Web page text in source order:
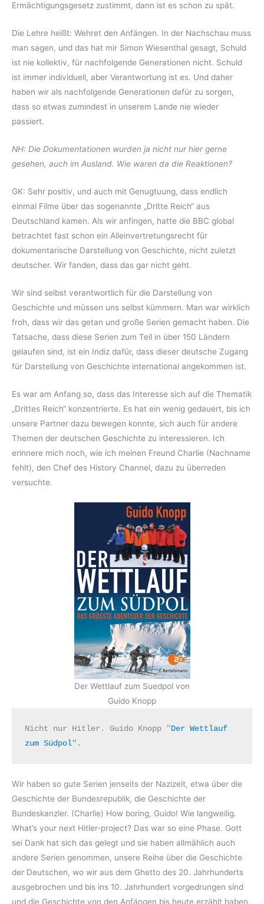
Ermächtigungsgesetz zustimmt, dann ist es schon zu spät.
Die Lehre heißt: Wehret den Anfängen. In der Nachschau muss
man sagen, und das hat mir Simon Wiesenthal gesagt, Schuld
ist nie kollektiv, für nachfolgende Generationen nicht. Schuld
ist immer individuell, aber Verantwortung ist es. Und daher
haben wir als nachfolgende Generationen dafür zu sorgen,
dass so etwas zumindest in unserem Lande nie wieder
passiert.
NH: Die Dokumentationen wurden ja nicht nur hier gerne
gesehen, auch im Ausland. Wie waren da die Reaktionen?
GK: Sehr positiv, und auch mit Genugtuung, dass endlich
einmal Filme über das sogenannte „Dritte Reich“ aus
Deutschland kamen. Als wir anfingen, hatte die BBC global
betrachtet fast schon ein Alleinvertretungsrecht für
dokumentarische Darstellung von Geschichte, nicht zuletzt
deutscher. Wir fanden, dass das gar nicht geht.
Wir sind selbst verantwortlich für die Darstellung von
Geschichte und müssen uns selbst kümmern. Man war wirklich
froh, dass wir das getan und große Serien gemacht haben. Die
Tatsache, dass diese Serien zum Teil in über 150 Ländern
gelaufen sind, ist ein Indiz dafür, dass dieser deutsche Zugang
für Darstellung von Geschichte international angekommen ist.
Es war am Anfang so, dass das Interesse sich auf die Thematik
„Drittes Reich“ konzentrierte. Es hat ein wenig gedauert, bis ich
unsere Partner dazu bewegen konnte, sich auch für andere
Themen der deutschen Geschichte zu interessieren. Ich
erinnere mich noch, wie ich meinen Freund Charlie (Nachname
fehlt), den Chef des History Channel, dazu zu überreden
versuchte.
Der Wettlauf zum Suedpol von
Guido Knopp
Nicht nur Hitler. Guido Knopp "Der Wettlauf
zum Südpol".
Wir haben so gute Serien jenseits der Nazizeit, etwa über die
Geschichte der Bundesrepublik, die Geschichte der
Bundeskanzler. (Charlie) How boring, Guido! Wie langweilig.
What’s your next Hitler-project? Das war so eine Phase. Gott
sei Dank hat sich das gelegt und sie haben allmählich auch
andere Serien genommen, unsere Reihe über die Geschichte
der Deutschen, wo wir aus dem Ghetto des 20. Jahrhunderts
ausgebrochen und bis ins 10. Jahrhundert vorgedrungen sind
und die Geschichte von den Anfängen bis heute erzählt haben.